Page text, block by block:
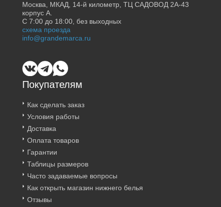
Покупателям
Как сделать заказ
Условия работы
Доставка
Оплата товаров
Гарантии
Таблицы размеров
Часто задаваемые вопросы
Как открыть магазин нижнего белья
Отзывы
Москва, МКАД, 14-й километр, ТЦ САДОВОД 2А-43
корпус А.
С 7:00 до 18:00, без выходных
схема проезда
info@grandemarca.ru